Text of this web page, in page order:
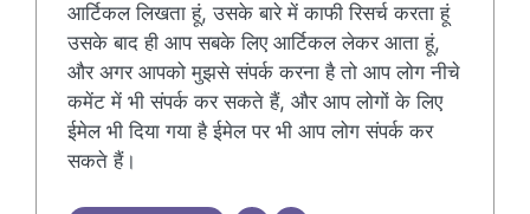
आर्टिकल लिखता हूं, उसके बारे में काफी रिसर्च करता हूं
उसके बाद ही आप सबके लिए आर्टिकल लेकर आता हूं,
और अगर आपको मुझसे संपर्क करना है तो आप लोग नीचे
कमेंट में भी संपर्क कर सकते हैं, और आप लोगों के लिए
ईमेल भी दिया गया है ईमेल पर भी आप लोग संपर्क कर
सकते हैं।